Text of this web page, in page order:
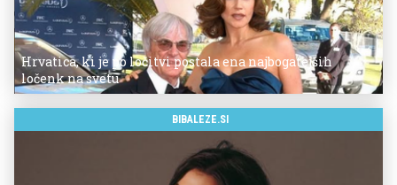
Hrvatica, ki je po ločitvi postala ena najbogatejših
ločenk na svetu
BIBALEZE.SI